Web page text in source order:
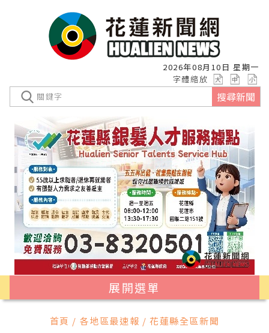
2026年08月10日 星期一
字體縮放
搜尋新聞
展開選單
首頁 / 各地區最速報 / 花蓮縣全區新聞